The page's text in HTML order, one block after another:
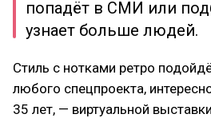
попадёт в СМИ или
узнает больше людей.
Стиль с нотками ретро
любого спецпроекта,
35 лет, — виртуальной